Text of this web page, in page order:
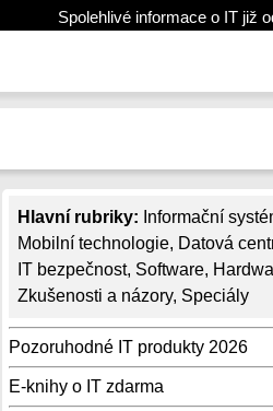
Spolehlivé informace o IT již
Hlavní rubriky: Informační
Mobilní technologie, Datová
IT bezpečnost, Software,
Zkušenosti a názory, Speciály
Pozoruhodné IT produkty 2026
E-knihy o IT zdarma